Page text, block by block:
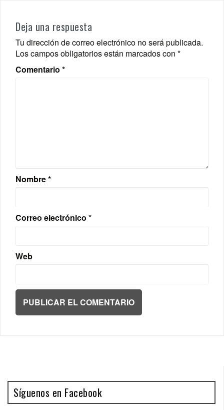
Deja una respuesta
Tu dirección de correo electrónico no será publicada.
Los campos obligatorios están marcados con *
Comentario *
Nombre*
Correo electrónico *
Web
Síguenos en Facebook